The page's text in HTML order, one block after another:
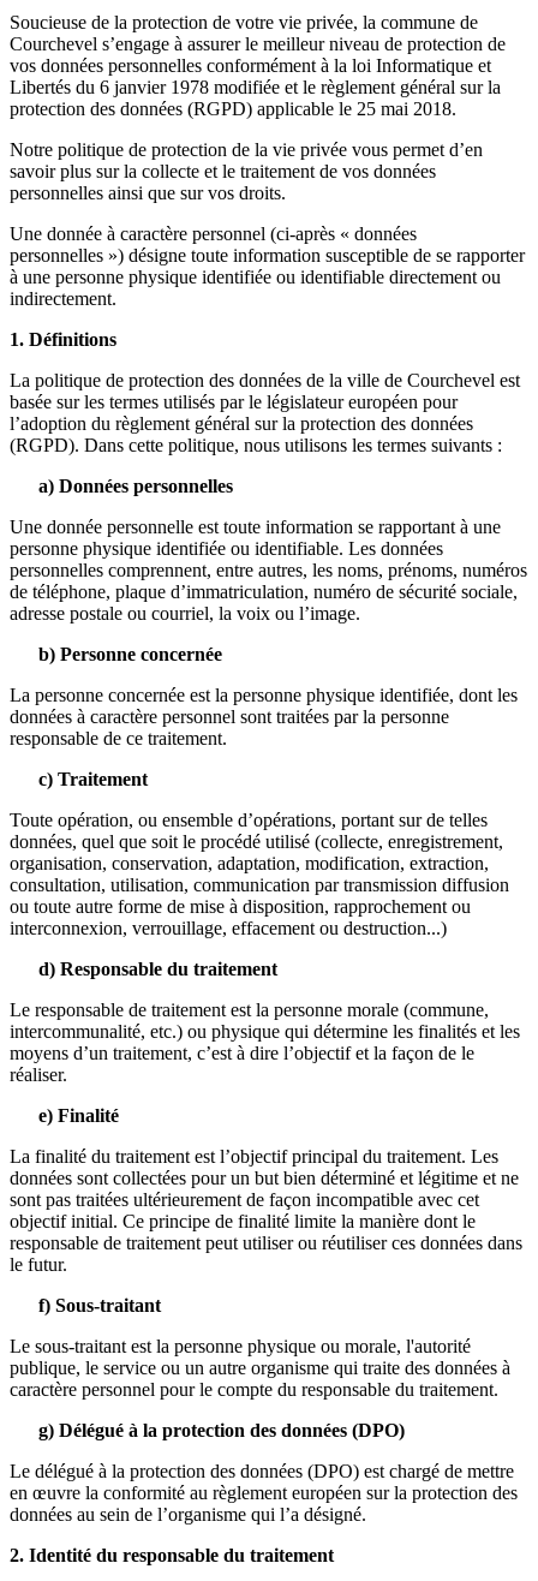
Soucieuse de la protection de votre vie privée, la commune de
Courchevel s’engage à assurer le meilleur niveau de protection de
vos données personnelles conformément à la loi Informatique et
Libertés du 6 janvier 1978 modifiée et le règlement général sur la
protection des données (RGPD) applicable le 25 mai 2018.
Notre politique de protection de la vie privée vous permet d’en
savoir plus sur la collecte et le traitement de vos données
personnelles ainsi que sur vos droits.
Une donnée à caractère personnel (ci-après « données
personnelles ») désigne toute information susceptible de se rapporter
à une personne physique identifiée ou identifiable directement ou
indirectement.
1. Définitions
La politique de protection des données de la ville de Courchevel est
basée sur les termes utilisés par le législateur européen pour
l’adoption du règlement général sur la protection des données
(RGPD). Dans cette politique, nous utilisons les termes suivants :
a) Données personnelles
Une donnée personnelle est toute information se rapportant à une
personne physique identifiée ou identifiable. Les données
personnelles comprennent, entre autres, les noms, prénoms, numéros
de téléphone, plaque d’immatriculation, numéro de sécurité sociale,
adresse postale ou courriel, la voix ou l’image.
b) Personne concernée
La personne concernée est la personne physique identifiée, dont les
données à caractère personnel sont traitées par la personne
responsable de ce traitement.
c) Traitement
Toute opération, ou ensemble d’opérations, portant sur de telles
données, quel que soit le procédé utilisé (collecte, enregistrement,
organisation, conservation, adaptation, modification, extraction,
consultation, utilisation, communication par transmission diffusion
ou toute autre forme de mise à disposition, rapprochement ou
interconnexion, verrouillage, effacement ou destruction...)
d) Responsable du traitement
Le responsable de traitement est la personne morale (commune,
intercommunalité, etc.) ou physique qui détermine les finalités et les
moyens d’un traitement, c’est à dire l’objectif et la façon de le
réaliser.
e) Finalité
La finalité du traitement est l’objectif principal du traitement. Les
données sont collectées pour un but bien déterminé et légitime et ne
sont pas traitées ultérieurement de façon incompatible avec cet
objectif initial. Ce principe de finalité limite la manière dont le
responsable de traitement peut utiliser ou réutiliser ces données dans
le futur.
f) Sous-traitant
Le sous-traitant est la personne physique ou morale, l'autorité
publique, le service ou un autre organisme qui traite des données à
caractère personnel pour le compte du responsable du traitement.
g) Délégué à la protection des données (DPO)
Le délégué à la protection des données (DPO) est chargé de mettre
en œuvre la conformité au règlement européen sur la protection des
données au sein de l’organisme qui l’a désigné.
2. Identité du responsable du traitement